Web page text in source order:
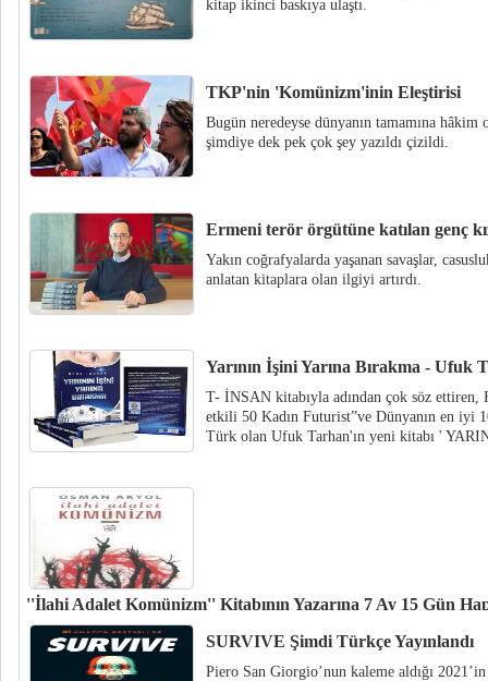
kitap ikinci baskıya ulaştı.
TKP'nin 'Komünizm'inin Eleştirisi
Bugün neredeyse dünyanın tamamına
şimdiye dek pek çok şey yazıldı çizildi.
Ermeni terör örgütüne katılan genç
Yakın coğrafyalarda yaşanan savaşlar,
anlatan kitaplara olan ilgiyi artırdı.
Yarının İşini Yarına Bırakma - Ufuk
T- İNSAN kitabıyla adından çok söz
etkili 50 Kadın Futurist”ve Dünyanın en iyi
Türk olan Ufuk Tarhan'ın yeni kitabı '
''İlahi Adalet Komünizm'' Kitabının Yazarına 7 Ay 15 Gün
“İlahi Adalet Komünizm” kitabının yazarı Osman Akyol’a, “halkın bir
alenen aşağılamaktan” 7 ay 15 gün hapis cezası verildi.
SURVIVE Şimdi Türkçe Yayınlandı
Piero San Giorgio’nun kaleme aldığı